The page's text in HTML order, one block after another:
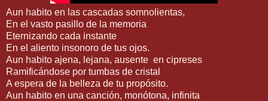
Aun habito en las cascadas somnolientas,
En el vasto pasillo de la memoria
Eternizando cada instante
En el aliento insonoro de tus ojos.
Aun habito ajena, lejana, ausente en cipreses
Ramificándose por tumbas de cristal
A espera de la belleza de tu propósito.
Aun habito en una canción, monótona, infinita